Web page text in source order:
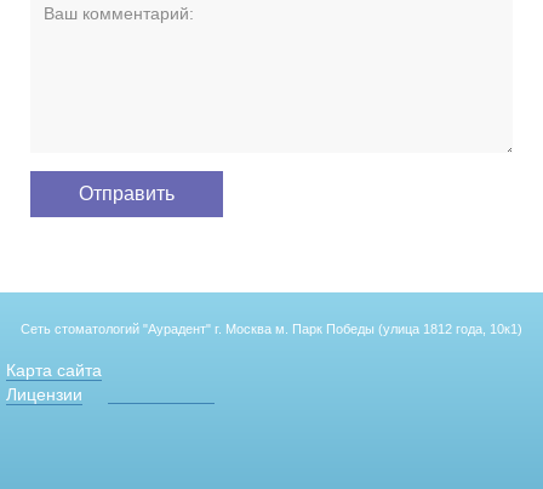
Сеть стоматологий "Аурадент" г. Москва м. Парк Победы (улица 1812 года, 10к1)
Карта сайта
Лицензии